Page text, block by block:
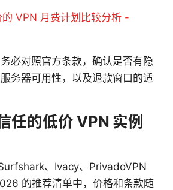
VPN 月费计划比较分析 -
必对照官方条款，确认是否有隐
务器可用性，以及退款窗口的适
任的低价 VPN 实例
、Ivacy、PrivadoVPN
的推荐清单中，价格和条款随